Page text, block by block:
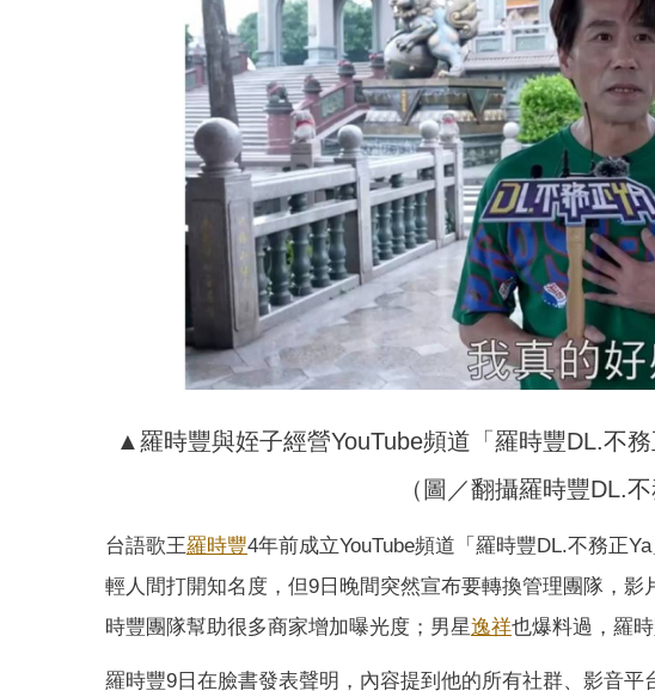
▲羅時豐與姪子經營YouTube頻道「羅時豐DL.不
（圖／翻攝羅時豐DL.不
台語歌王羅時豐4年前成立YouTube頻道「羅時豐DL.不務正
輕人間打開知名度，但9日晚間突然宣布要轉換管理團隊，影
時豐團隊幫助很多商家增加曝光度；男星逸祥也爆料過，羅
羅時豐9日在臉書發表聲明，內容提到他的所有社群、影音